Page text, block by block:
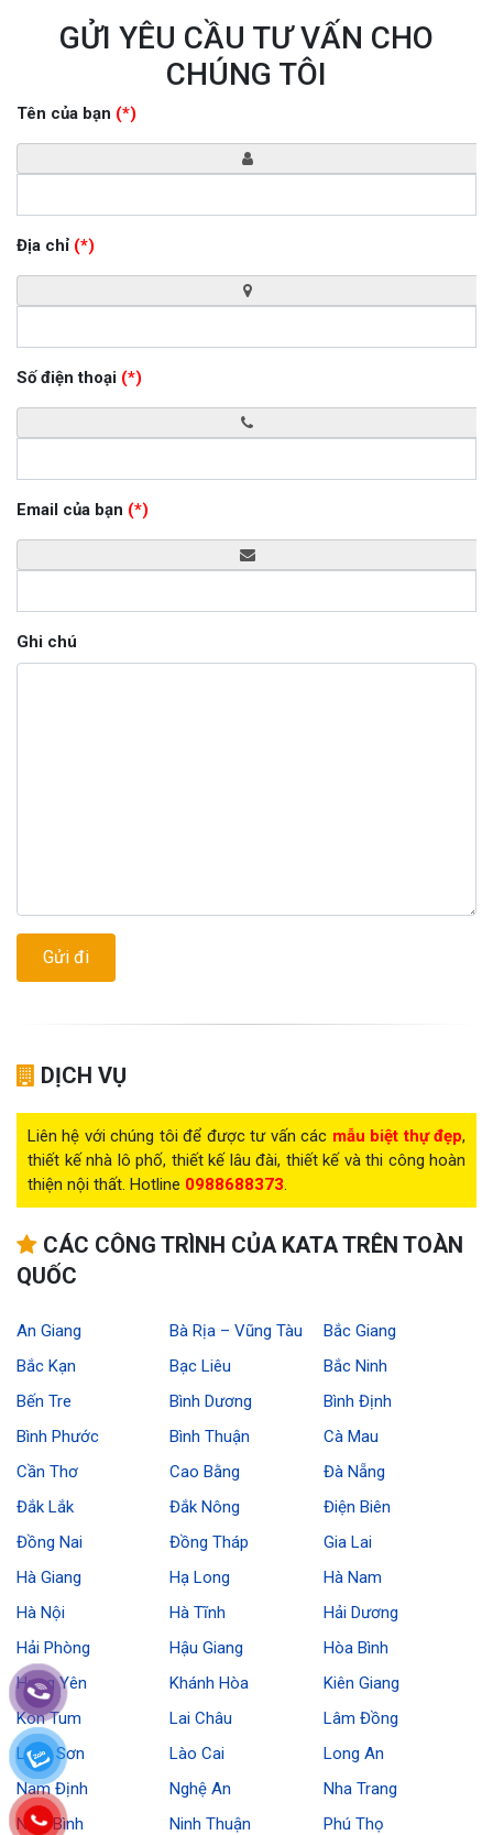
GỬI YÊU CẦU TƯ VẤN CHO
CHÚNG TÔI
Tên của bạn (*)
Địa chỉ (*)
Số điện thoại (*)
Email của bạn (*)
Ghi chú
DỊCH VỤ
Liên hệ với chúng tôi để được tư vấn các mẫu biệt thự đẹp,
thiết kế nhà lô phố, thiết kế lâu đài, thiết kế và thi công hoàn
thiện nội thất. Hotline 0988688373.
CÁC CÔNG TRÌNH CỦA KATA TRÊN TOÀN
QUỐC
An Giang Bà Rịa – Vũng Tàu
Bắc Giang
Bắc Kạn
Bạc Liêu
Bắc Ninh
Bến Tre
Bình Dương
Bình Định
Bình Phước
Bình Thuận
Cà Mau
Cần Thơ
Cao Bằng
Đà Nẵng
Đắk Lắk
Đắk Nông
Điện Biên
Đồng Nai
Đồng Tháp
Gia Lai
Hà Giang
Hạ Long
Hà Nam
Hà Nội
Hà Tĩnh
Hải Dương
Hải Phòng
Hậu Giang
Hòa Bình
Hưng Yên
Khánh Hòa
Kiên Giang
Kon Tum
Lai Châu
Lâm Đồng
Lạng Sơn
Lào Cai
Long An
Nam Định
Nghệ An
Nha Trang
Ninh Bình
Ninh Thuận
Phú Thọ